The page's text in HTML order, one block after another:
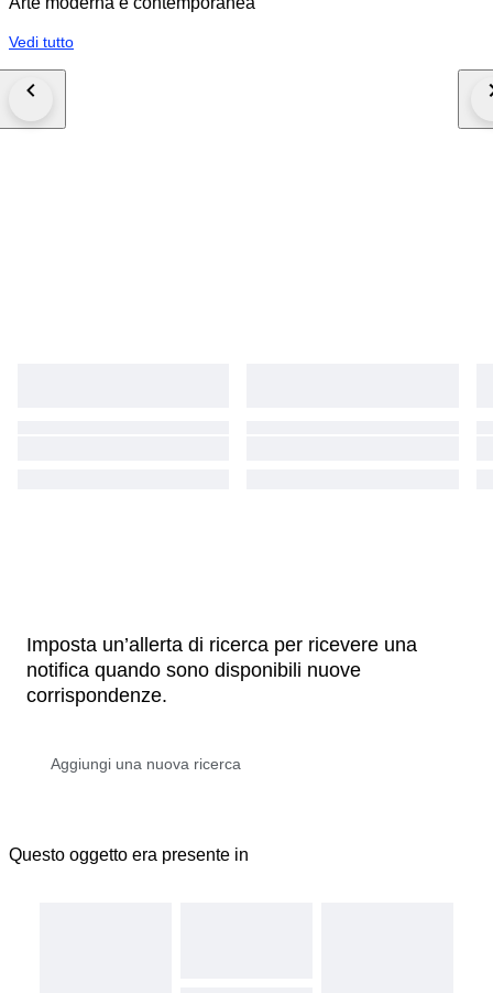
Vedi tutto
Imposta un’allerta di ricerca per ricevere una
notifica quando sono disponibili nuove
corrispondenze.
Questo oggetto era presente in